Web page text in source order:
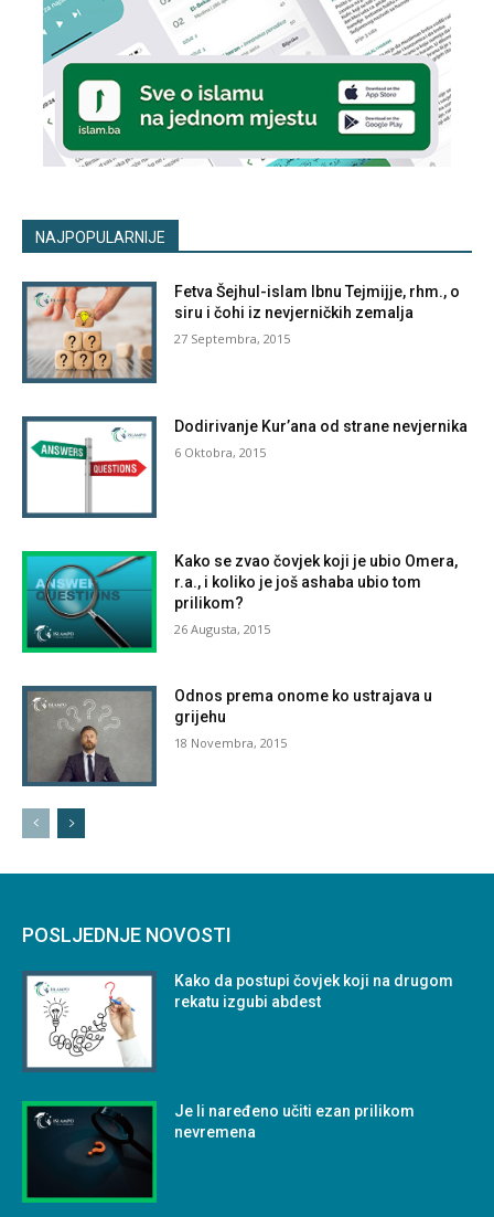
NAJPOPULARNIJE
Fetva Šejhul-islam Ibnu Tejmijje, rhm., o
siru i čohi iz nevjerničkih zemalja
27 Septembra, 2015
Dodirivanje Kur’ana od strane nevjernika
6 Oktobra, 2015
Kako se zvao čovjek koji je ubio Omera,
r.a., i koliko je još ashaba ubio tom
prilikom?
26 Augusta, 2015
Odnos prema onome ko ustrajava u
grijehu
18 Novembra, 2015
POSLJEDNJE NOVOSTI
Kako da postupi čovjek koji na drugom
rekatu izgubi abdest
Je li naređeno učiti ezan prilikom
nevremena